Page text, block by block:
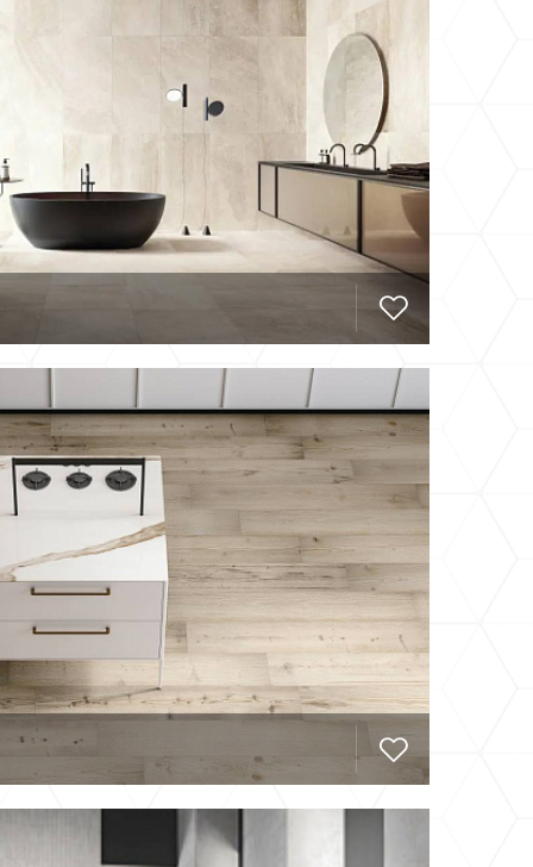
REFIN была разработана
которого около 2500 разработок
приборов, интерьеров
фактуры, обилие
великолепные технические
REFIN – всегда стилистически